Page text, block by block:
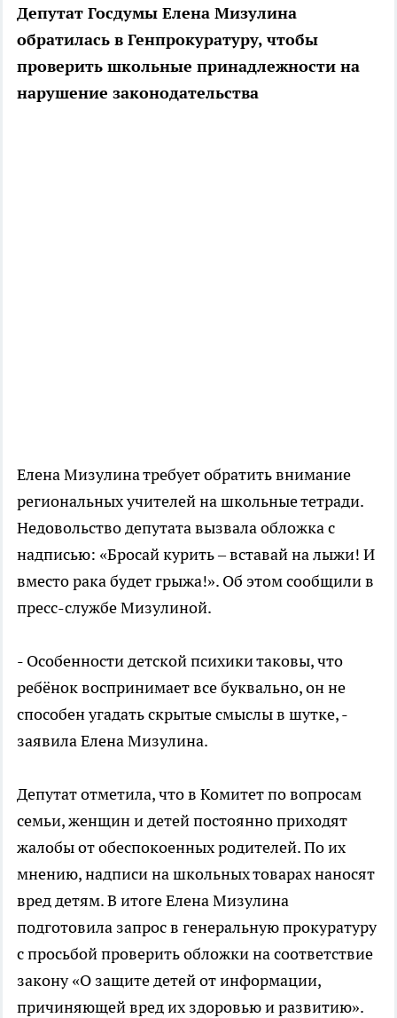
Депутат Госдумы Елена Мизулина
обратилась в Генпрокуратуру, чтобы
проверить школьные принадлежности на
нарушение законодательства
Елена Мизулина требует обратить внимание
региональных учителей на школьные тетради.
Недовольство депутата вызвала обложка с
надписью: «Бросай курить – вставай на лыжи! И
вместо рака будет грыжа!». Об этом сообщили в
пресс-службе Мизулиной.
- Особенности детской психики таковы, что
ребёнок воспринимает все буквально, он не
способен угадать скрытые смыслы в шутке, -
заявила Елена Мизулина.
Депутат отметила, что в Комитет по вопросам
семьи, женщин и детей постоянно приходят
жалобы от обеспокоенных родителей. По их
мнению, надписи на школьных товарах наносят
вред детям. В итоге Елена Мизулина
подготовила запрос в генеральную прокуратуру
с просьбой проверить обложки на соответствие
закону «О защите детей от информации,
причиняющей вред их здоровью и развитию».